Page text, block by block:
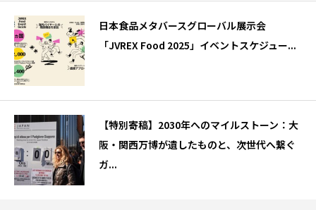
日本食品メタバースグローバル展示会
「JVREX Food 2025」イベントスケジュー...
【特別寄稿】2030年へのマイルストーン：大
阪・関西万博が遺したものと、次世代へ繋ぐ
ガ...